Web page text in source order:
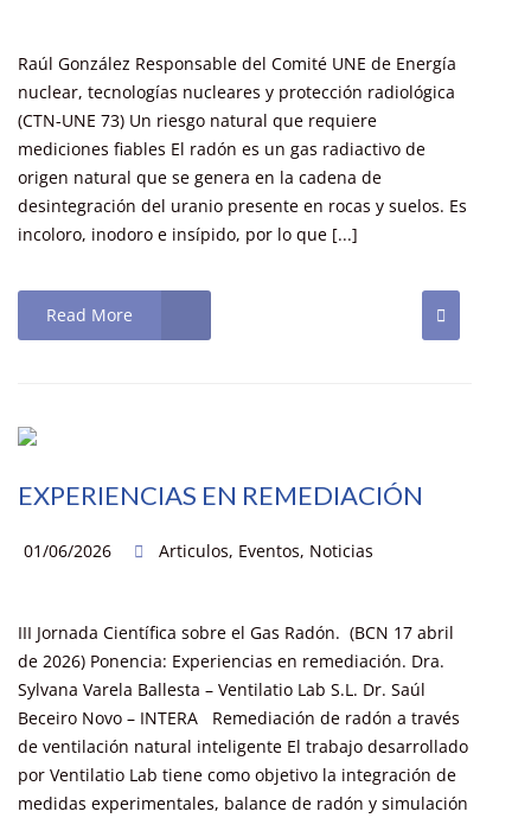
Raúl González Responsable del Comité UNE de Energía
nuclear, tecnologías nucleares y protección radiológica
(CTN-UNE 73) Un riesgo natural que requiere
mediciones fiables El radón es un gas radiactivo de
origen natural que se genera en la cadena de
desintegración del uranio presente en rocas y suelos. Es
incoloro, inodoro e insípido, por lo que [...]
Read More
EXPERIENCIAS EN REMEDIACIÓN
01/06/2026 Articulos, Eventos, Noticias
III Jornada Científica sobre el Gas Radón. (BCN 17 abril
de 2026) Ponencia: Experiencias en remediación. Dra.
Sylvana Varela Ballesta – Ventilatio Lab S.L. Dr. Saúl
Beceiro Novo – INTERA Remediación de radón a través
de ventilación natural inteligente El trabajo desarrollado
por Ventilatio Lab tiene como objetivo la integración de
medidas experimentales, balance de radón y simulación